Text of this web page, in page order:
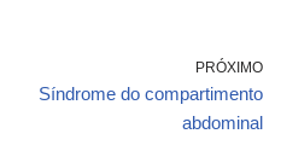
PRÓXIMO
Síndrome do compartimento
abdominal